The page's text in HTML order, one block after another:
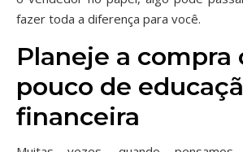
fazer toda a diferença para você.
Planeje a compra
pouco de
financeira